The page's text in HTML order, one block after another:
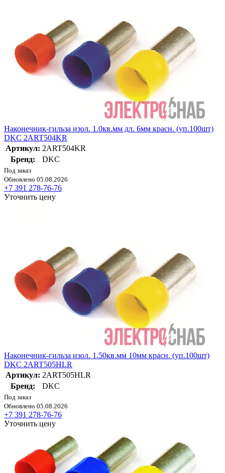
Наконечник-гильза изол. 1.0кв.мм дл. 6мм красн. (уп.100шт)
DKC 2ART504KR
Артикул: 2ART504KR
Бренд:
DKC
Под заказ
Обновлено 05.08.2026
+7 391 278-76-76
Уточнить цену
Наконечник-гильза изол. 1.50кв.мм 10мм красн. (уп.100шт)
DKC 2ART505HLR
Артикул: 2ART505HLR
Бренд:
DKC
Под заказ
Обновлено 05.08.2026
+7 391 278-76-76
Уточнить цену